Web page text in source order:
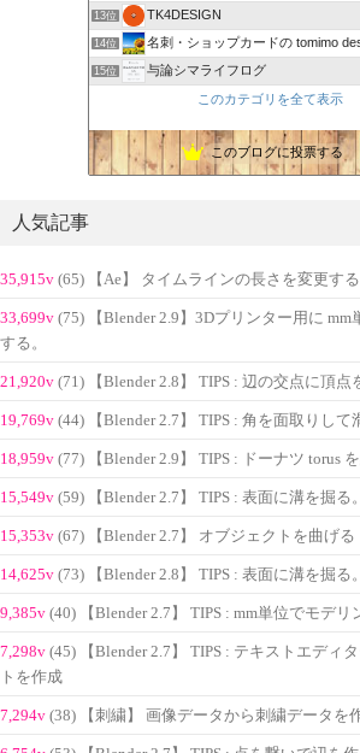
13位 TK4DESIGN
14位 名刺・ショップカードの tomimo
15位 与論シマライフログ
このカテゴリを全て表示
このブログに投票する
人気記事
35,915v (65) 【Ae】 タイムラインの長さを変更する
33,699v (75) 【Blender 2.9】3Dプリンター用に
する。
21,920v (71) 【Blender 2.8】 TIPS : 辺の交点に頂点
19,769v (44) 【Blender 2.7】 TIPS : 角を面取りして
18,959v (77) 【Blender 2.9】 TIPS : ドーナツ torus
15,549v (59) 【Blender 2.7】 TIPS : 表面に溝を掘る。
15,353v (67) 【Blender 2.7】 オブジェクトを曲げる
14,625v (73) 【Blender 2.8】 TIPS : 表面に溝を掘る。
9,385v (40) 【Blender 2.7】 TIPS : mm単位でモデリ
7,298v (45) 【Blender 2.7】 TIPS : テキストエディ
トを作成
7,294v (38) 【刺繍】 画像データから刺繍データを